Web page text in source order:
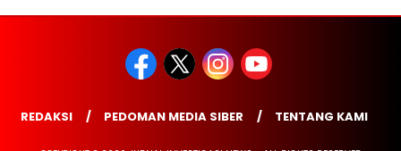
REDAKSI PEDOMAN MEDIA SIBER TENTANG KAMI